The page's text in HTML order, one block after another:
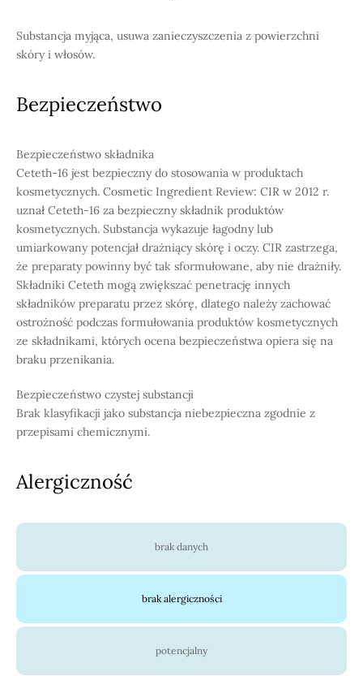
Substancja myjąca, usuwa zanieczyszczenia z powierzchni
skóry i włosów.
Bezpieczeństwo
Bezpieczeństwo składnika
Ceteth-16 jest bezpieczny do stosowania w produktach
kosmetycznych. Cosmetic Ingredient Review: CIR w 2012 r.
uznał Ceteth-16 za bezpieczny składnik produktów
kosmetycznych. Substancja wykazuje łagodny lub
umiarkowany potencjał drażniący skórę i oczy. CIR zastrzega,
że preparaty powinny być tak sformułowane, aby nie drażniły.
Składniki Ceteth mogą zwiększać penetrację innych
składników preparatu przez skórę, dlatego należy zachować
ostrożność podczas formułowania produktów kosmetycznych
ze składnikami, których ocena bezpieczeństwa opiera się na
braku przenikania.
Bezpieczeństwo czystej substancji
Brak klasyfikacji jako substancja niebezpieczna zgodnie z
przepisami chemicznymi.
Alergiczność
brak danych
brak alergiczności
potencjalny